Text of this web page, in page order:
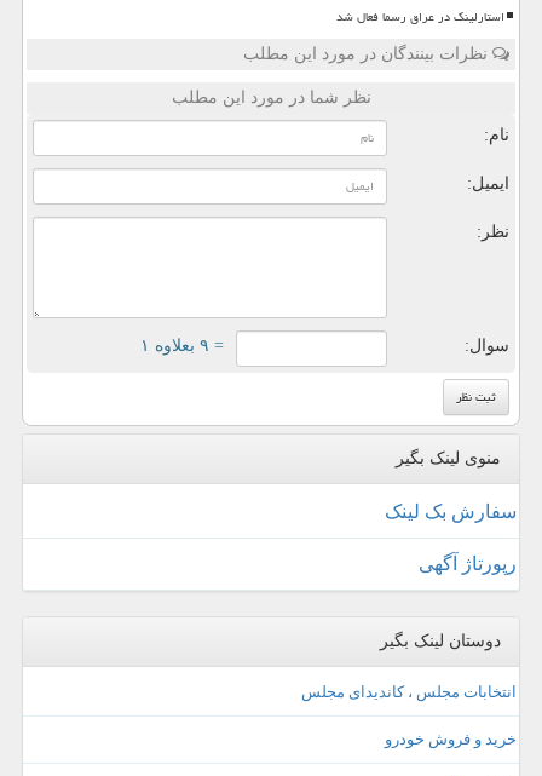
استارلینک در عراق رسما فعال شد
نظرات بینندگان در مورد این مطلب
نظر شما در مورد این مطلب
نام:
ایمیل:
نظر:
سوال: = ۹ بعلاوه ۱
منوی لینک بگیر
سفارش بک لینک
رپورتاژ آگهی
دوستان لینک بگیر
انتخابات مجلس ، کاندیدای مجلس
خرید و فروش خودرو